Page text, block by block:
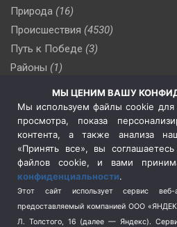
Природа (16)
Происшествия (4530)
Путь к Победе (3)
Районы (1)
(510)
Сельское хозяйство (3)
Социальная политика
(3)
Спецоперация в Украине
Спецоперация на Украине
(404)
Спорт (740)
Терроризм (1)
МЫ ЦЕНИМ ВАШУ
Мы используем файлы cookie для
просмотра, показа
контента, а также анализа
«Принять все», вы
файлов cookie, и вами
конфиденциальности.
Этот сайт использует сервис веб-
предоставляемый компанией ООО
Л. Толстого, 16 (далее — Яндекс).